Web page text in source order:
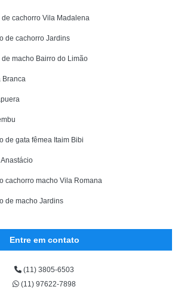
cachorro Vila Madalena
de cachorro Jardins
macho Bairro do Limão
Branca
de gata fêmea Itaim Bibi
cachorro macho Vila Romana
de macho Jardins
Entre em contato
(11) 3805-6503
(11) 97622-7898